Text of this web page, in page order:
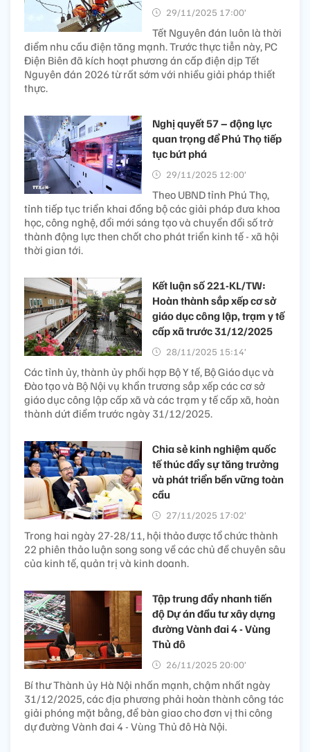
29/11/2025 17:00’
Tết Nguyên đán luôn là thời
điểm nhu cầu điện tăng mạnh. Trước thực tiễn này, PC
Điện Biên đã kích hoạt phương án cấp điện dịp Tết
Nguyên đán 2026 từ rất sớm với nhiều giải pháp thiết
thực.
Nghị quyết 57 – động lực
quan trọng để Phú Thọ tiếp
tục bứt phá
29/11/2025 12:00’
Theo UBND tỉnh Phú Thọ,
tỉnh tiếp tục triển khai đồng bộ các giải pháp đưa khoa
học, công nghệ, đổi mới sáng tạo và chuyển đổi số trở
thành động lực then chốt cho phát triển kinh tế - xã hội
thời gian tới.
Kết luận số 221-KL/TW:
Hoàn thành sắp xếp cơ sở
giáo dục công lập, trạm y tế
cấp xã trước 31/12/2025
28/11/2025 15:14’
Các tỉnh ủy, thành ủy phối hợp Bộ Y tế, Bộ Giáo dục và
Đào tạo và Bộ Nội vụ khẩn trương sắp xếp các cơ sở
giáo dục công lập cấp xã và các trạm y tế cấp xã, hoàn
thành dứt điểm trước ngày 31/12/2025.
Chia sẻ kinh nghiệm quốc
tế thúc đẩy sự tăng trưởng
và phát triển bền vững toàn
cầu
27/11/2025 17:02’
Trong hai ngày 27-28/11, hội thảo được tổ chức thành
22 phiên thảo luận song song về các chủ đề chuyên sâu
của kinh tế, quản trị và kinh doanh.
Tập trung đẩy nhanh tiến
độ Dự án đầu tư xây dựng
đường Vành đai 4 - Vùng
Thủ đô
26/11/2025 20:00’
Bí thư Thành ủy Hà Nội nhấn mạnh, chậm nhất ngày
31/12/2025, các địa phương phải hoàn thành công tác
giải phóng mặt bằng, để bàn giao cho đơn vị thi công
dự đường Vành đai 4 - Vùng Thủ đô Hà Nội.